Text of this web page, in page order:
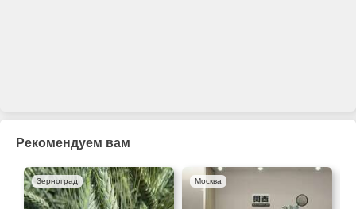
Рекомендуем вам
Зерноград Москва